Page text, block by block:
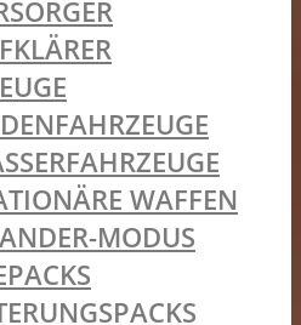
WAFFEN
MODUS